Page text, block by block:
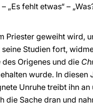
fehlt etwas“ –
Priester geweiht wird,
Studien fort,
des Origenes und die
wurde. In diesen
Unruhe treibt ihn
Sache dran und